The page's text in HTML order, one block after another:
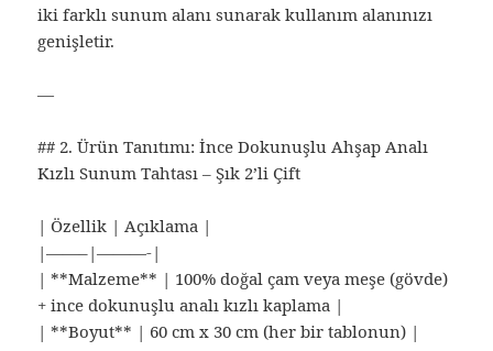
iki farklı sunum alanı sunarak kullanım alanınızı
genişletir.
—
## 2. Ürün Tanıtımı: İnce Dokunuşlu Ahşap Analı
Kızlı Sunum Tahtası – Şık 2’li Çift
| Özellik | Açıklama |
|——–|———-|
| **Malzeme** | 100% doğal çam veya meşe (gövde)
+ ince dokunuşlu analı kızlı kaplama |
| **Boyut** | 60 cm x 30 cm (her bir tablonun) |